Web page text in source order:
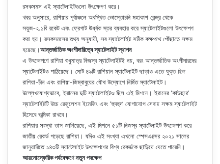
রসকসমস এই স্যাটেলাইটগুলো উৎক্ষেপণ করে।
খবর অনুসারে, রাশিয়ার পূর্বাঞ্চলে অবস্থিত ভোস্তোচনি মহাকাশ কেন্দ্র থেকে
সয়ুজ-২.১বি রকেট এবং ফ্রেগাট ঊর্ধ্বক স্তর ব্যবহার করে স্যাটেলাইটগুলো উৎক্ষেপণ
করা হয়। রসকসমসের তথ্য অনুযায়ী, সব স্যাটেলাইট সঠিক কক্ষপথে পৌঁছাতে সক্ষম
হয়েছে।আন্তর্জাতিক অংশীদারিত্বে স্যাটেলাইট স্থাপন
এ উৎক্ষেপণে রাশিয়া শুধুমাত্র নিজস্ব স্যাটেলাইটই নয়, বরং আন্তর্জাতিক অংশীদারদের
স্যাটেলাইটও পাঠিয়েছে। মোট ৪৯টি রাশিয়ান স্যাটেলাইট ছাড়াও এতে যুক্ত ছিল
রাশিয়া-চীন এবং রাশিয়া-জিম্বাবুয়ের যৌথ উদ্যোগে নির্মিত স্যাটেলাইট।
উল্লেখযোগ্যভাবে, ইরানের দুটি স্যাটেলাইটও ছিল এই মিশনে। ইরানের ‘কাউছার’
স্যাটেলাইটটি উচ্চ রেজুলেশন ইমেজিং এবং ‘হুদহুদ’ যোগাযোগ সেবায় সক্ষম স্যাটেলাইট
হিসেবে ভূমিকা রাখবে।
রাশিয়ার সংস্থা তাস জানিয়েছে, এই মিশনে ৫১টি নিজস্ব স্যাটেলাইট উৎক্ষেপণ করে
জাতীয় রেকর্ড গড়েছে রাশিয়া। যদিও এই সংখ্যা এখনো স্পেসএক্সের ২০২১ সালের
জানুয়ারিতে ১৪৩টি স্যাটেলাইট উৎক্ষেপণের বিশ্ব রেকর্ডকে ছাড়িয়ে যেতে পারেনি।
আয়নোস্ফেরিক পর্যবেক্ষণে নতুন পদক্ষেপ